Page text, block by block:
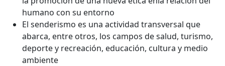
humano con su entorno
El senderismo es una actividad transversal que
abarca, entre otros, los campos de salud, turismo,
deporte y recreación, educación, cultura y medio
ambiente